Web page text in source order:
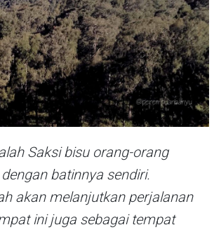
Saksi bisu orang-orang
batinnya sendiri.
akan melanjutkan perjalanan
ini juga sebagai tempat